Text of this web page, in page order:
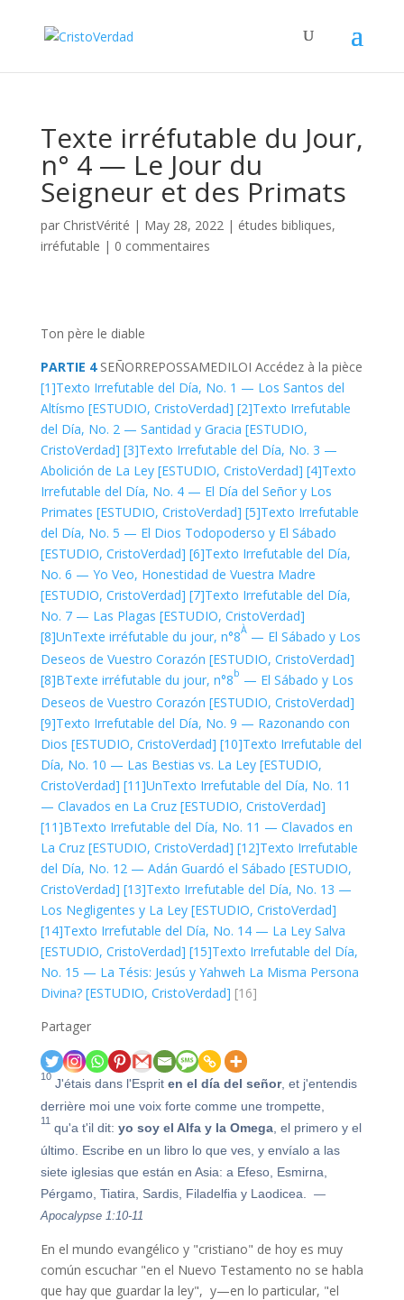
Texte irréfutable du Jour,
n° 4 — Le Jour du
Seigneur et des Primats
par ChristVérité | May 28, 2022| études bibliques,
irréfutable | 0 commentaires
Ton père le diable
PARTIE 4 SEÑORREPOSSAMEDILOI Accédez à la pièce
[1]Texto Irrefutable del Día, No. 1 — Los Santos del
Altísmo [ESTUDIO, CristoVerdad] [2]Texto Irrefutable
del Día, No. 2 — Santidad y Gracia [ESTUDIO,
CristoVerdad] [3]Texto Irrefutable del Día, No. 3 —
Abolición de La Ley [ESTUDIO, CristoVerdad] [4]Texto
Irrefutable del Día, No. 4 — El Día del Señor y Los
Primates [ESTUDIO, CristoVerdad] [5]Texto Irrefutable
del Día, No. 5 — El Dios Todopoderso y El Sábado
[ESTUDIO, CristoVerdad] [6]Texto Irrefutable del Día,
No. 6 — Yo Veo, Honestidad de Vuestra Madre
[ESTUDIO, CristoVerdad] [7]Texto Irrefutable del Día,
No. 7 — Las Plagas [ESTUDIO, CristoVerdad]
[8]UnTexte irréfutable du jour, n°8À— El Sábado y Los
Deseos de Vuestro Corazón [ESTUDIO, CristoVerdad]
[8]BTexte irréfutable du jour, n°8b — El Sábado y Los
Deseos de Vuestro Corazón [ESTUDIO, CristoVerdad]
[9]Texto Irrefutable del Día, No. 9 — Razonando con
Dios [ESTUDIO, CristoVerdad] [10]Texto Irrefutable del
Día, No. 10 — Las Bestias vs. La Ley [ESTUDIO,
CristoVerdad] [11]UnTexto Irrefutable del Día, No. 11
— Clavados en La Cruz [ESTUDIO, CristoVerdad]
[11]BTexto Irrefutable del Día, No. 11 — Clavados en
La Cruz [ESTUDIO, CristoVerdad] [12]Texto Irrefutable
del Día, No. 12 — Adán Guardó el Sábado [ESTUDIO,
CristoVerdad] [13]Texto Irrefutable del Día, No. 13 —
Los Negligentes y La Ley [ESTUDIO, CristoVerdad]
[14]Texto Irrefutable del Día, No. 14 — La Ley Salva
[ESTUDIO, CristoVerdad] [15]Texto Irrefutable del Día,
No. 15 — La Tésis: Jesús y Yahweh La Misma Persona
Divina? [ESTUDIO, CristoVerdad] [16]
Partager
10J'étais dans l'Esprit en el día del señor, et j'entendis
derrière moi une voix forte comme une trompette,
11 qu'a t'il dit: yo soy el Alfa y la Omega, el primero y el
último. Escribe en un libro lo que ves, y envíalo a las
siete iglesias que están en Asia: a Efeso, Esmirna,
Pérgamo, Tiatira, Sardis, Filadelfia y Laodicea.
—
Apocalypse 1:10-11
En el mundo evangélico y "cristiano" de hoy es muy
común escuchar "en el Nuevo Testamento no se habla
que hay que guardar la ley", y—en lo particular, "el